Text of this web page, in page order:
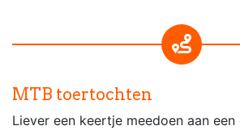
MTB toertochten
Liever een keertje meedoen aan